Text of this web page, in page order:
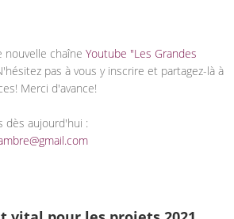
nouvelle chaîne Youtube "Les Grandes
pas à vous y inscrire et partagez-là à
Merci d'avance!
dès aujourd'hui :